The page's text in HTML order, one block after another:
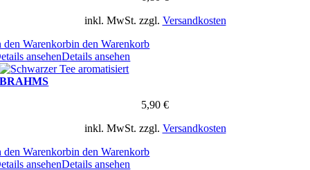
inkl. MwSt. zzgl. Versandkosten
den Warenkorbin den Warenkorb
ansehenDetails ansehen
BRAHMS
5,90 €
inkl. MwSt. zzgl. Versandkosten
den Warenkorbin den Warenkorb
ansehenDetails ansehen